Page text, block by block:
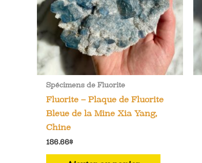
Spécimens de Fluorite
Fluorite – Plaque de Fluorite
Bleue de la Mine Xia Yang,
Chine
186.66$